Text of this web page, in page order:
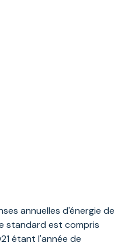
annuelles d'énergie de
standard est compris
étant l'année de